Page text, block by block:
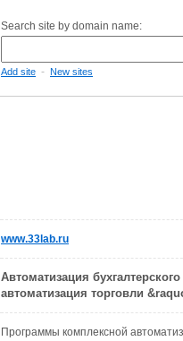
Search site by domain name:
Add site - New sites
www.33lab.ru
Автоматизация
автоматизация торговли
Программы комплексной